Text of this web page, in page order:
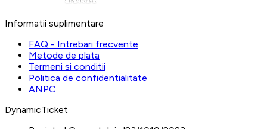
Informatii suplimentare
FAQ - Intrebari frecvente
Metode de plata
Termeni si conditii
Politica de confidentialitate
ANPC
DynamicTicket